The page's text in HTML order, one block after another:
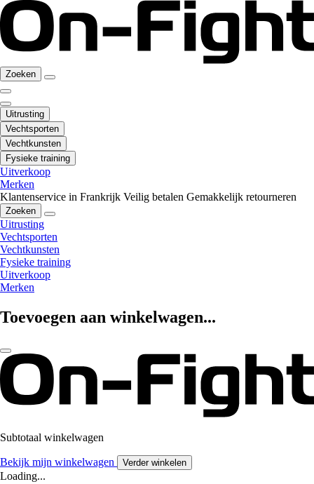
Zoeken
Uitrusting
Vechtsporten
Vechtkunsten
Fysieke training
Uitverkoop
Merken
Klantenservice in Frankrijk Veilig betalen Gemakkelijk retourneren
Zoeken
Uitrusting
Vechtsporten
Vechtkunsten
Fysieke training
Uitverkoop
Merken
Toevoegen aan winkelwagen...
Subtotaal winkelwagen
Bekijk mijn winkelwagen Verder winkelen
Loading...